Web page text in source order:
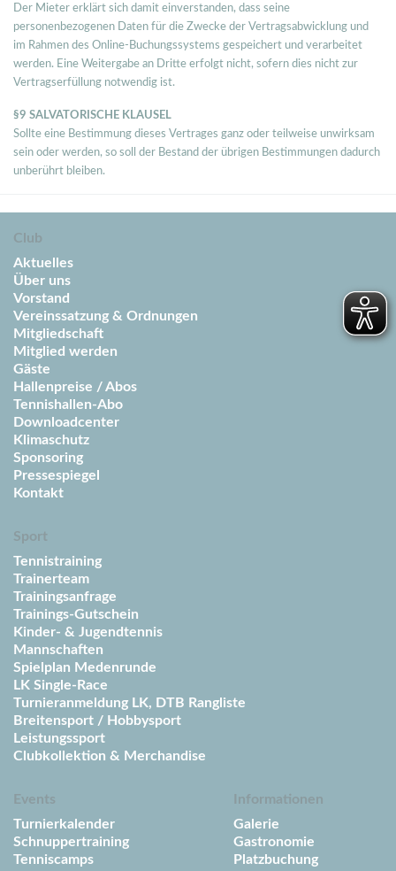
Der Mieter erklärt sich damit einverstanden, dass seine
personenbezogenen Daten für die Zwecke der Vertragsabwicklung und
im Rahmen des Online-Buchungssystems gespeichert und verarbeitet
werden. Eine Weitergabe an Dritte erfolgt nicht, sofern dies nicht zur
Vertragserfüllung notwendig ist.
§9 SALVATORISCHE KLAUSEL
Sollte eine Bestimmung dieses Vertrages ganz oder teilweise unwirksam
sein oder werden, so soll der Bestand der übrigen Bestimmungen dadurch
unberührt bleiben.
Club
Aktuelles
Über uns
Vorstand
Vereinssatzung & Ordnungen
Mitgliedschaft
Mitglied werden
Gäste
Hallenpreise / Abos
Tennishallen-Abo
Downloadcenter
Klimaschutz
Sponsoring
Pressespiegel
Kontakt
Sport
Tennistraining
Trainerteam
Trainingsanfrage
Trainings-Gutschein
Kinder- & Jugendtennis
Mannschaften
Spielplan Medenrunde
LK Single-Race
Turnieranmeldung LK, DTB Rangliste
Breitensport / Hobbysport
Leistungssport
Clubkollektion & Merchandise
Events
Turnierkalender
Schnuppertraining
Tenniscamps
Informationen
Galerie
Gastronomie
Platzbuchung